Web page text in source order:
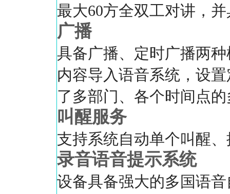
最大60方全双工对讲，
广播
具备广播、定时广播两
内容导入语音系统，设
了多部门、各个时间点
叫醒服务
支持系统自动单个叫醒
录音语音提示系统
设备具备强大的多国语